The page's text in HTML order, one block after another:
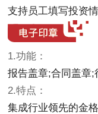
支持员工填写投资
1.功能：
报告盖章;合同盖章
2.特点：
集成行业领先的金